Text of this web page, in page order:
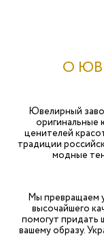
Электронная
Пароль
Регистрация
Восстановить
О
Ювелирный
оригинальные
ценителей
традиции
модные
Мы превращаем
высочайшего
помогут придать
вашему образу.